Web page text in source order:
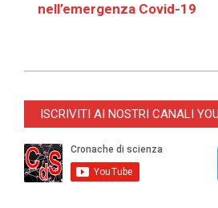
nell’emergenza Covid-19
04-
ISCRIVITI AI NOSTRI CANALI